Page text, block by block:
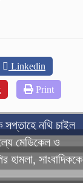
Linkedin
Print
সপ্তাহে নথি চাইল
মেডিকেল ও
হামলা, সাংবাদিককে